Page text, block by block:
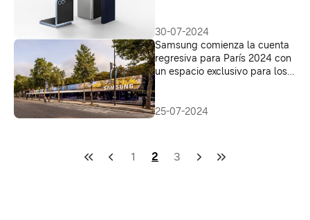
30-07-2024
Samsung comienza la cuenta
regresiva para París 2024 con
un espacio exclusivo para los
25-07-2024
1 2 3